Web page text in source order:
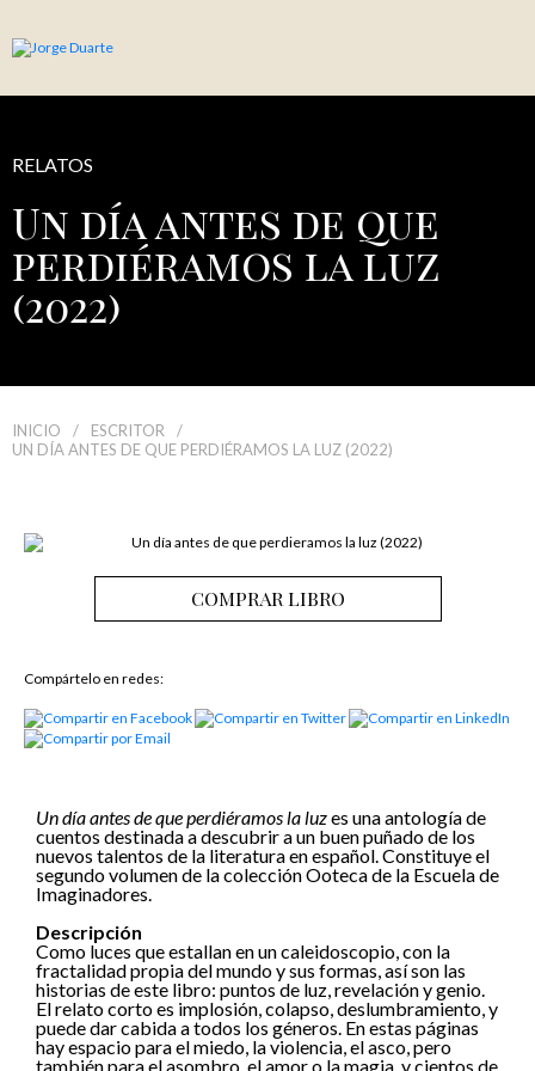
RELATOS
Un día antes de que
perdiéramos la luz
(2022)
INICIO / ESCRITOR
/
UN DÍA ANTES DE QUE PERDIÉRAMOS LA LUZ (2022)
COMPRAR LIBRO
Compártelo en redes:
Un día antes de que perdiéramos la luzes una antología de
cuentos destinada a descubrir a un buen puñado de los
nuevos talentos de la literatura en español. Constituye el
segundo volumen de la colección Ooteca de la Escuela de
Imaginadores.
Descripción
Como luces que estallan en un caleidoscopio, con la
fractalidad propia del mundo y sus formas, así son las
historias de este libro: puntos de luz, revelación y genio.
El relato corto es implosión, colapso, deslumbramiento, y
puede dar cabida a todos los géneros. En estas páginas
hay espacio para el miedo, la violencia, el asco, pero
también para el asombro, el amor o la magia, y cientos de